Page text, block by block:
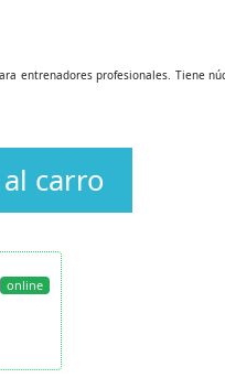
entrenadores profesionales. Tiene
carro
online